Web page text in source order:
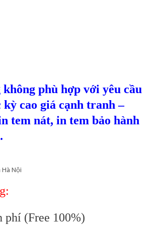
phù hợp với yêu cầu
cao giá cạnh tranh –
tem nát, in tem bảo hành
Nội
phí (Free 100%)